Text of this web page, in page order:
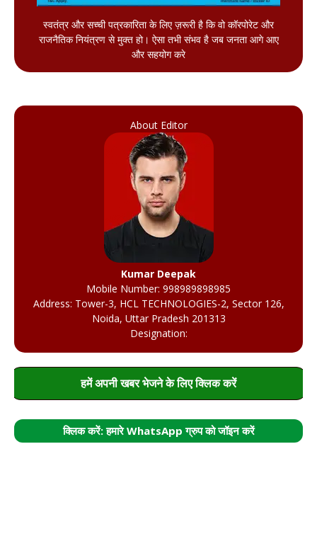
स्वतंत्र और सच्ची पत्रकारिता के लिए ज़रूरी है कि वो कॉरपोरेट और
राजनैतिक नियंत्रण से मुक्त हो। ऐसा तभी संभव है जब जनता आगे आए
और सहयोग करे
About Editor
Kumar Deepak
Mobile Number: 998989898985
Address: Tower-3, HCL TECHNOLOGIES-2, Sector 126,
Noida, Uttar Pradesh 201313
Designation:
हमें अपनी खबर भेजने के लिए क्लिक करें
क्लिक करें: हमारे WhatsApp ग्रुप को जॉइन करें